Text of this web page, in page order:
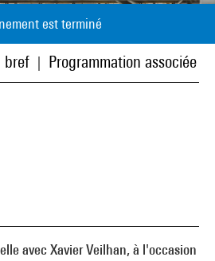
est terminé
bref Programmation associée
avec Xavier Veilhan, à l'occasion